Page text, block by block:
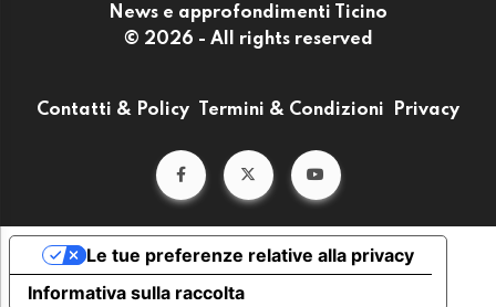
News e approfondimenti Ticino
© 2026 - All rights reserved
Contatti & Policy Termini & Condizioni Privacy
Informativa sulla raccolta
Le tue preferenze relative alla privacy